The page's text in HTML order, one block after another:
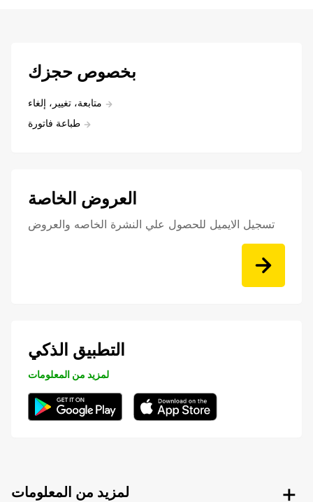
بخصوص حجزك
متابعة، تغيير، إلغاء
طباعة فاتورة
العروض الخاصة
تسجيل الايميل للحصول علي النشرة الخاصه والعروض
التطبيق الذكي
لمزيد من المعلومات
لمزيد من المعلومات